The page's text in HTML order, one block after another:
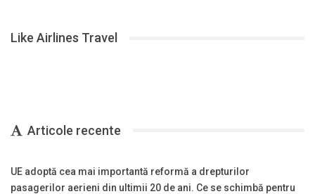
Like Airlines Travel
Articole recente
UE adoptă cea mai importantă reformă a drepturilor
pasagerilor aerieni din ultimii 20 de ani. Ce se schimbă pentru